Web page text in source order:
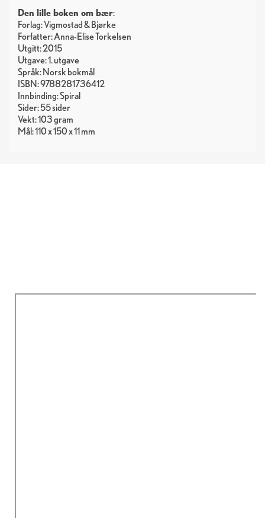
Den lille boken om bær:
Forlag: Vigmostad & Bjørke
Forfatter: Anna-Elise Torkelsen
Utgitt: 2015
Utgave: 1. utgave
Språk: Norsk bokmål
ISBN: 9788281736412
Innbinding: Spiral
Sider: 55 sider
Vekt: 103 gram
Mål: 110 x 150 x 11 mm